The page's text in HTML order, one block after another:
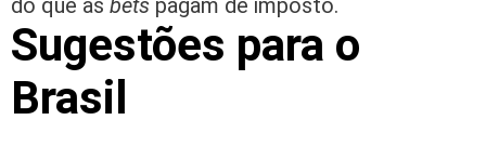
do que as bets pagam de imposto.
Sugestões para o
Brasil